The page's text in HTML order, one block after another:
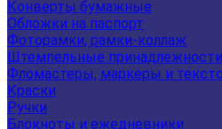
Конверты бумажные
Обложки на паспорт
Фоторамки, рамки-коллаж
Штемпельные принадлежности
Фломастеры, маркеры и
Краски
Ручки
Блокноты и ежедневники